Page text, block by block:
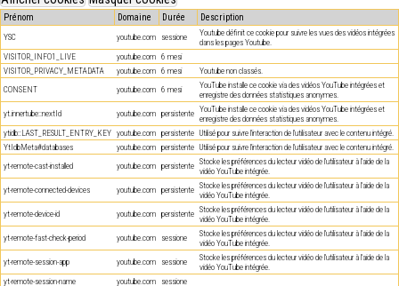
Prénom Domaine Durée
Description
YSC
youtube.com sessione
Youtube définit ce cookie pour suivre les vues des vidéos intégrées
dans les pages Youtube.
VISITOR_INFO1_LIVE
youtube.com 6 mesi
VISITOR_PRIVACY_METADATA
youtube.com 6 mesi
Youtube non classés.
CONSENT
youtube.com 6 mesi
YouTube installe ce cookie via des vidéos YouTube intégrées et
enregistre des données statistiques anonymes.
yt.innertube::nextId
youtube.com persistente YouTube installe ce cookie via des vidéos YouTube intégrées et
enregistre des données statistiques anonymes.
ytidb::LAST_RESULT_ENTRY_KEY youtube.com persistente Utilisé pour suivre l'interaction de l'utilisateur avec le contenu intégré.
YtIdbMeta#databases
youtube.com persistente Utilisé pour suivre l'interaction de l'utilisateur avec le contenu intégré.
yt-remote-cast-installed
youtube.com persistente Stocke les préférences du lecteur vidéo de l'utilisateur à l'aide de la
vidéo YouTube intégrée.
yt-remote-connected-devices
youtube.com persistente Stocke les préférences du lecteur vidéo de l'utilisateur à l'aide de la
vidéo YouTube intégrée.
yt-remote-device-id
youtube.com persistente Stocke les préférences du lecteur vidéo de l'utilisateur à l'aide de la
vidéo YouTube intégrée.
yt-remote-fast-check-period
youtube.com sessione
Stocke les préférences du lecteur vidéo de l'utilisateur à l'aide de la
vidéo YouTube intégrée.
yt-remote-session-app
youtube.com sessione
Stocke les préférences du lecteur vidéo de l'utilisateur à l'aide de la
vidéo YouTube intégrée.
yt-remote-session-name
youtube.com sessione